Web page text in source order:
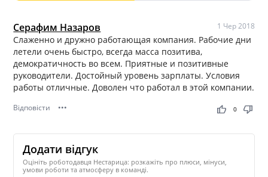
Серафим Назаров 1 Чер 2018
Слаженно и дружно работающая компания. Рабочие дни
летели очень быстро, всегда масса позитива,
демократичность во всем. Приятные и позитивные
руководители. Достойный уровень зарплаты. Условия
работы отличные. Доволен что работал в этой компании.
Відповісти ••• thumb_up thumb_down
0
Додати відгук
Оцініть роботодавця Нестарица: розкажіть про плюси, мінуси,
умови роботи та атмосферу в команді.